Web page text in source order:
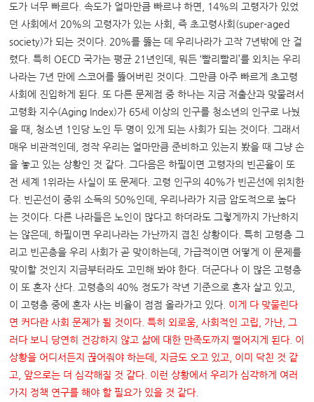
도가 너무 빠르다. 속도가 얼마만큼 빠르냐 하면, 14%의 고령자가 있었
던 사회에서 20%의 고령자가 있는 사회, 즉 초고령사회(super-aged
society)가 되는 것이다. 20%를 뚫는 데 우리나라가 고작 7년밖에 안 걸
렸다. 특히 OECD 국가는 평균 21년인데, 뭐든 ‘빨리빨리’를 외치는 우리
나라는 7년 만에 스코어를 뚫어버린 것이다. 그만큼 아주 빠르게 초고령
사회에 진입하게 된다. 또 다른 문제점 중 하나는 지금 저출산과 맞물려서
고령화 지수(Aging Index)가 65세 이상의 인구를 청소년의 인구로 나눴
을 때, 청소년 1인당 노인 두 명이 있게 되는 사회가 되는 것이다. 그래서
매우 비관적인데, 정작 우리는 얼마만큼 준비하고 있는지 봤을 때 그냥 손
을 놓고 있는 상황인 것 같다. 그다음은 하필이면 고령자의 빈곤율이 또
전 세계 1위라는 사실이 또 문제다. 고령 인구의 40%가 빈곤선에 위치한
다. 빈곤선이 중위 소득의 50%인데, 우리나라가 지금 압도적으로 높다
는 것이다. 다른 나라들은 노인이 많다고 하더라도 그렇게까지 가난하지
는 않은데, 하필이면 우리나라는 가난까지 겹친 상황이다. 특히 고령층 그
리고 빈곤층을 우리 사회가 곧 맞이하는데, 가급적이면 어떻게 이 문제를
맞이할 것인지 지금부터라도 고민해 봐야 한다. 더군다나 이 많은 고령층
이 또 혼자 산다. 고령층의 40% 정도가 작년 기준으로 혼자 살고 있고,
이 고령층 중에 혼자 사는 비율이 점점 올라가고 있다. 이게 다 맞물린다
면 커다란 사회 문제가 될 것이다 .특히 외로움 ,사회적인 고립 가난
그
러다 보니 당연히 건강하지 않고 삶에 대한 만족도까지 떨어지게 된다 이
상황을 어디서든지 끊어줘야 하는데
지금도 오고 있고
이미 닥친 것 같
고
앞으로는 더 심각해질 것 같다 이런 상황에서 우리가 심각하게 여러
가지 정책 연구를 해야 할 필요가 있을 것 같다